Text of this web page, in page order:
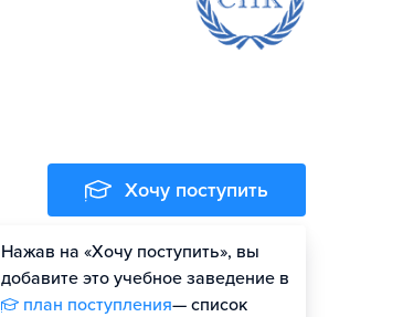
Хочу поступить
Нажав на «Хочу поступить», вы
добавите это учебное заведение в
план поступления— список